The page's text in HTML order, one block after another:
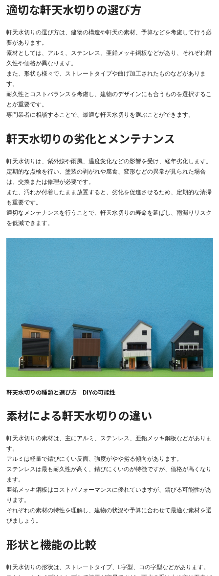
適切な軒天水切りの選び方
軒天水切りの選び方は、建物の構造や軒天の素材、予算などを考慮して行う必
要があります。
素材としては、アルミ、ステンレス、亜鉛メッキ鋼板などがあり、それぞれ耐
久性や価格が異なります。
また、形状も様々で、ストレートタイプや曲げ加工されたものなどがありま
す。
耐久性とコストバランスを考慮し、建物のデザインにも合うものを選択するこ
とが重要です。
専門業者に相談することで、最適な軒天水切りを選ぶことができます。
軒天水切りの劣化とメンテナンス
軒天水切りは、紫外線や雨風、温度変化などの影響を受け、経年劣化します。
定期的な点検を行い、塗装の剥がれや腐食、変形などの異常が見られた場合
は、交換または修理が必要です。
また、汚れが付着したまま放置すると、劣化を促進させるため、定期的な清掃
も重要です。
適切なメンテナンスを行うことで、軒天水切りの寿命を延ばし、雨漏りリスク
を低減できます。
軒天水切りの種類と選び方 DIYの可能性
素材による軒天水切りの違い
軒天水切りの素材は、主にアルミ、ステンレス、亜鉛メッキ鋼板などがありま
す。
アルミは軽量で錆びにくい反面、強度がやや劣る傾向があります。
ステンレスは最も耐久性が高く、錆びにくいのが特徴ですが、価格が高くなり
ます。
亜鉛メッキ鋼板はコストパフォーマンスに優れていますが、錆びる可能性があ
ります。
それぞれの素材の特性を理解し、建物の状況や予算に合わせて最適な素材を選
びましょう。
形状と機能の比較
軒天水切りの形状は、ストレートタイプ、L字型、コの字型などがあります。